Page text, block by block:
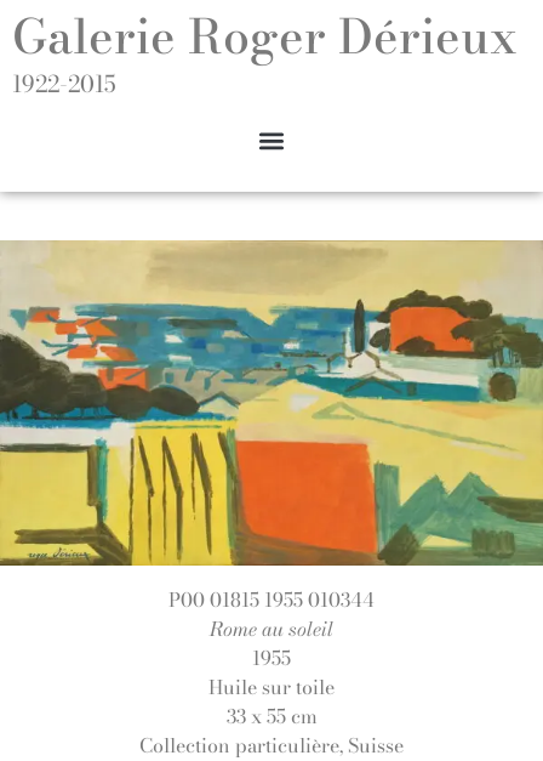
Galerie Roger Dérieux
1922-2015
P00 01815 1955 010344
Rome au soleil
1955
Huile sur toile
33 x 55 cm
Collection particulière, Suisse